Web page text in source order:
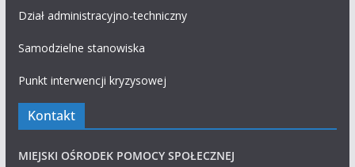
Dział administracyjno-techniczny
Samodzielne stanowiska
Punkt interwencji kryzysowej
Kontakt
MIEJSKI OŚRODEK POMOCY SPOŁECZNEJ